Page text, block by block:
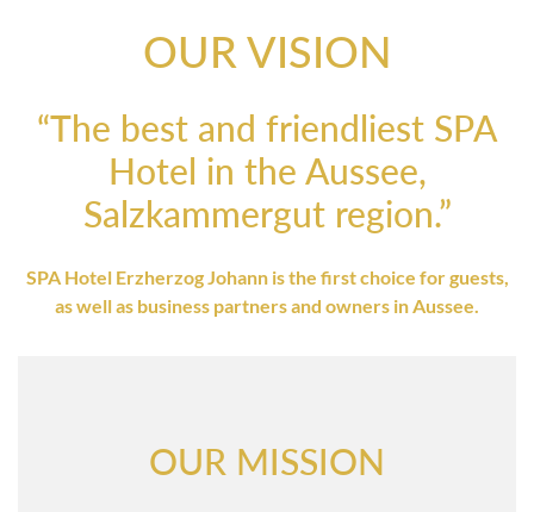
OUR VISION
“The best and friendliest SPA
Hotel in the Aussee,
Salzkammergut region.”
SPA Hotel Erzherzog Johann is the first choice for guests,
as well as business partners and owners in Aussee.
OUR MISSION